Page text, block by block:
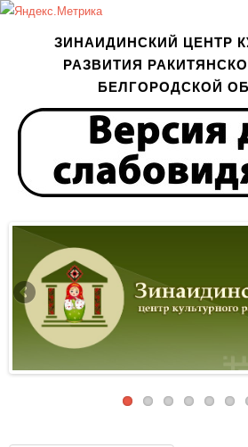
ЗИНАИДИНСКИЙ ЦЕНТР
РАЗВИТИЯ
БЕЛГОРОДСКОЙ